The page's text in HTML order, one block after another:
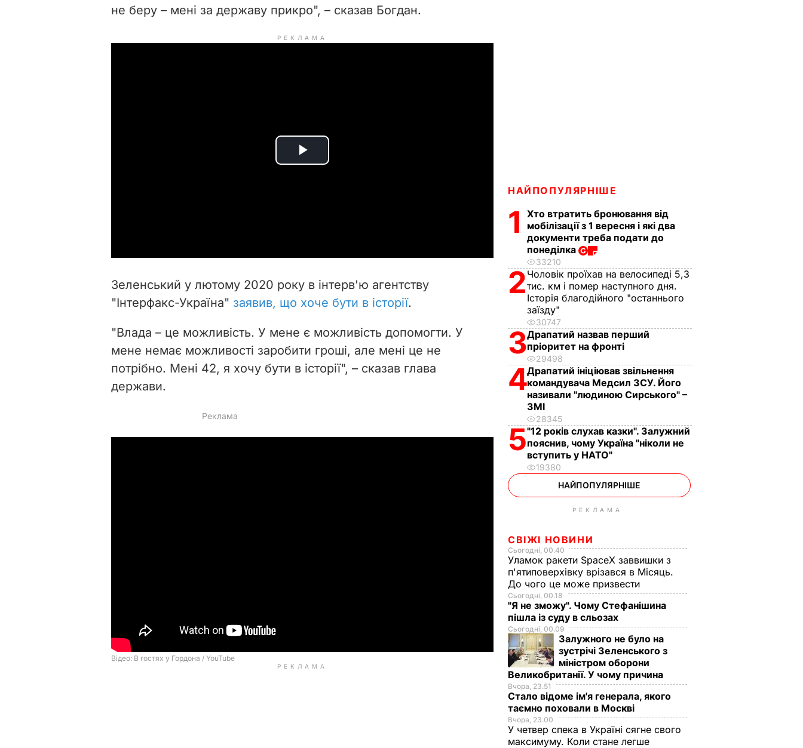
не беру – мені за державу прикро", – сказав Богдан.
РЕКЛАМА
P
i
d
e
o
Зеленський у лютому 2020 року в інтерв'ю агентству
"Інтерфакс-Україна" заявив, що хоче бути в історії.
"Влада – це можливість. У мене є можливість допомогти. У
мене немає можливості заробити гроші, але мені це не
потрібно. Мені 42, я хочу бути в історії", – сказав глава
держави.
РЕКЛАМА
НАЙПОПУЛЯРНІШЕ
1
Хто втратить бронювання від
мобілізації з 1 вересня і які два
документи треба подати до
понеділка
33210
2 Чоловік проїхав на велосипеді 5,3
тис. км і помер наступного дня.
Історія благодійного "останнього
заїзду"
30747
3Драпатий назвав перший
пріоритет на фронті
29498
4Драпатий ініціював звільнення
командувача Медсил ЗСУ. Його
називали "людиною Сирського" –
ЗМІ
28345
5"12 років слухав казки". Залужний
пояснив, чому Україна "ніколи не
вступить у НАТО"
19380
НАЙПОПУЛЯРНІШЕ
РЕКЛАМА
СВІЖІ НОВИНИ
Сьогодні, 00.40
Уламок ракети SpaceX заввишки з
п'ятиповерхівку врізався в Місяць.
До чого це може призвести
Сьогодні, 00.18
"Я не зможу". Чому Стефанішина
пішла із суду в сльозах
Сьогодні, 00.09
Залужного не було на
зустрічі Зеленського з
міністром оборони
Великобританії. У чому причина
Вчора, 23.51
Стало відоме ім'я генерала, якого
таємно поховали в Москві
Вчора, 23.00
У четвер спека в Україні сягне свого
максимуму. Коли стане легше